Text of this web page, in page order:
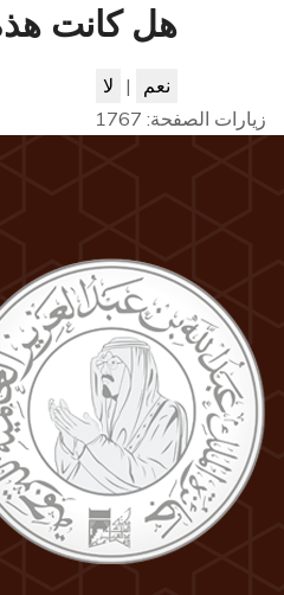
هل كانت
نعم | لا
زيارات الصفحة: 1767